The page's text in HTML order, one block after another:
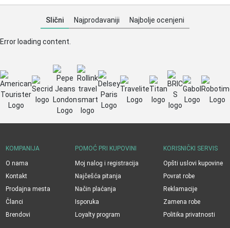
Slični Najprodavaniji Najbolje ocenjeni
Error loading content.
KOMPANIJA
O nama
Kontakt
Prodajna mesta
Članci
Brendovi
POMOĆ PRI KUPOVINI
Moj nalog i registracija
Najčešća pitanja
Način plaćanja
Isporuka
Loyalty program
KORISNIČKI SERVIS
Opšti uslovi kupovine
Povrat robe
Reklamacije
Zamena robe
Politika privatnosti